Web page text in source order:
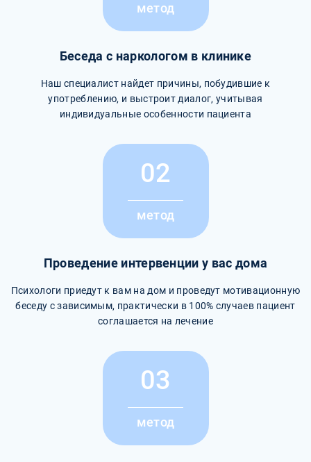
метод
Беседа с наркологом в клинике
Наш специалист найдет причины, побудившие к
употреблению, и выстроит диалог, учитывая
индивидуальные особенности пациента
02
метод
Проведение интервенции у вас дома
Психологи приедут к вам на дом и проведут мотивационную
беседу с зависимым, практически в 100% случаев пациент
соглашается на лечение
03
метод